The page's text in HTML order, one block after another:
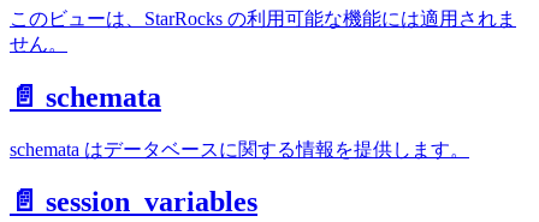
このビューは、StarRocks の利用可能な機能には適用されま
せん。
📄️ schemata
schemata はデータベースに関する情報を提供します。
📄️ session_variables